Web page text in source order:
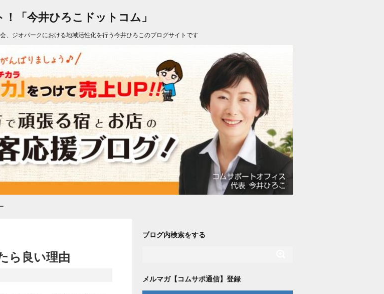
「今井ひろこドットコム」
、ジオパークにおける地域活性化を行う今井ひろこのブログサイトです
ら良い理由
ブログ内検索をする
メルマガ【コムサポ通信】登録